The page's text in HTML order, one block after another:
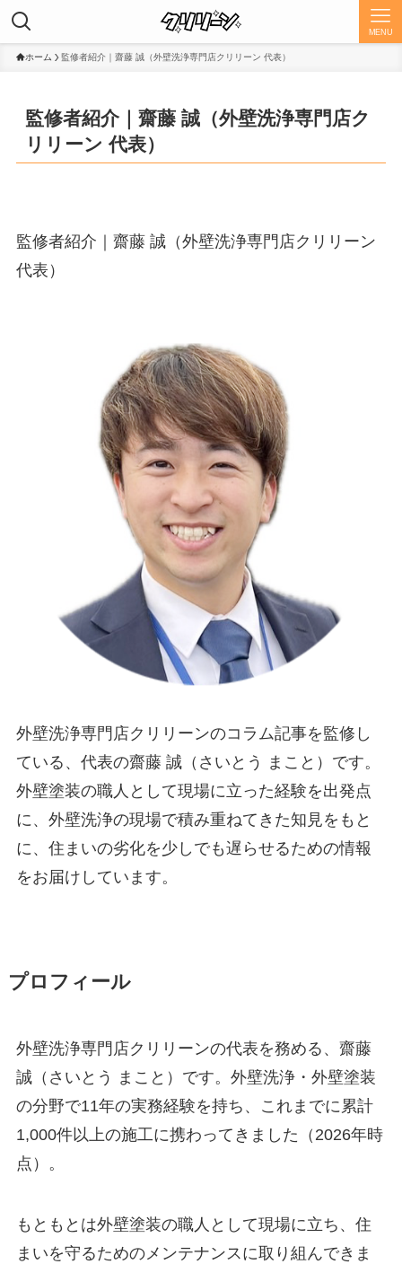
MENU
ホーム 監修者紹介｜齋藤 誠（外壁洗浄専門店クリリーン 代表）
監修者紹介｜齋藤 誠（外壁洗浄専門店ク
リリーン 代表）
監修者紹介｜齋藤 誠（外壁洗浄専門店クリリーン
代表）
外壁洗浄専門店クリリーンのコラム記事を監修し
ている、代表の齋藤 誠（さいとう まこと）です。
外壁塗装の職人として現場に立った経験を出発点
に、外壁洗浄の現場で積み重ねてきた知見をもと
に、住まいの劣化を少しでも遅らせるための情報
をお届けしています。
プロフィール
外壁洗浄専門店クリリーンの代表を務める、齋藤
誠（さいとう まこと）です。外壁洗浄・外壁塗装
の分野で11年の実務経験を持ち、これまでに累計
1,000件以上の施工に携わってきました（2026年時
点）。
もともとは外壁塗装の職人として現場に立ち、住
まいを守るためのメンテナンスに取り組んできま